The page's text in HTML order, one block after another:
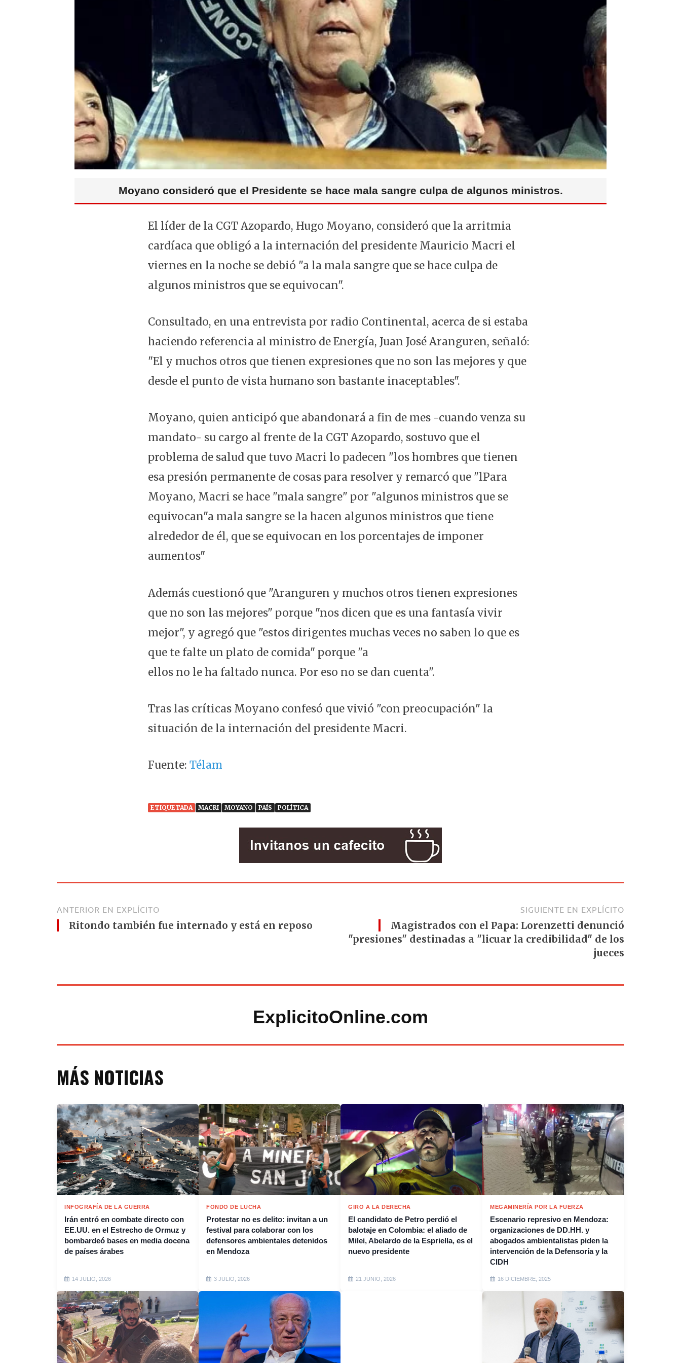
Moyano consideró que el Presidente se hace mala sangre culpa de algunos ministros.
El líder de la CGT Azopardo, Hugo Moyano, consideró que la arritmia
cardíaca que obligó a la internación del presidente Mauricio Macri el
viernes en la noche se debió "a la mala sangre que se hace culpa de
algunos ministros que se equivocan".
Consultado, en una entrevista por radio Continental, acerca de si estaba
haciendo referencia al ministro de Energía, Juan José Aranguren, señaló:
"El y muchos otros que tienen expresiones que no son las mejores y que
desde el punto de vista humano son bastante inaceptables".
Moyano, quien anticipó que abandonará a fin de mes -cuando venza su
mandato- su cargo al frente de la CGT Azopardo, sostuvo que el
problema de salud que tuvo Macri lo padecen "los hombres que tienen
esa presión permanente de cosas para resolver y remarcó que "lPara
Moyano, Macri se hace "mala sangre" por "algunos ministros que se
equivocan"a mala sangre se la hacen algunos ministros que tiene
alrededor de él, que se equivocan en los porcentajes de imponer
aumentos"
Además cuestionó que "Aranguren y muchos otros tienen expresiones
que no son las mejores" porque "nos dicen que es una fantasía vivir
mejor", y agregó que "estos dirigentes muchas veces no saben lo que es
que te falte un plato de comida" porque "a
ellos no le ha faltado nunca. Por eso no se dan cuenta".
Tras las críticas Moyano confesó que vivió "con preocupación" la
situación de la internación del presidente Macri.
Fuente: Télam
ETIQUETADA MACRI MOYANO PAÍS POLÍTICA
ANTERIOR EN EXPLÍCITO
Ritondo también fue internado y está en reposo
SIGUIENTE EN EXPLÍCITO
Magistrados con el Papa: Lorenzetti denunció
"presiones" destinadas a "licuar la credibilidad" de los
jueces
ExplicitoOnline.com
MÁS NOTICIAS
INFOGRAFÍA DE LA GUERRA
Irán entró en combate directo con
EE.UU. en el Estrecho de Ormuz y
bombardeó bases en media docena
de países árabes
14 JULIO, 2026
FONDO DE LUCHA
Protestar no es delito: invitan a un
festival para colaborar con los
defensores ambientales detenidos
en Mendoza
3 JULIO, 2026
GIRO A LA DERECHA
El candidato de Petro perdió el
balotaje en Colombia: el aliado de
Milei, Abelardo de la Espriella, es el
nuevo presidente
21 JUNIO, 2026
MEGAMINERÍA POR LA FUERZA
Escenario represivo en Mendoza:
organizaciones de DD.HH. y
abogados ambientalistas piden la
intervención de la Defensoría y la
CIDH
16 DICIEMBRE, 2025